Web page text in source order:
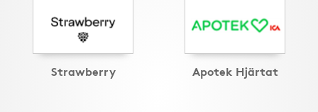
Strawberry Apotek Hjärtat